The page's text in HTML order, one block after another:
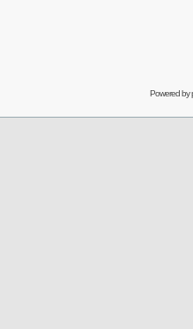
Powered by